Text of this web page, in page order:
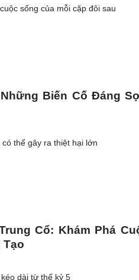
sống của mỗi cặp đôi sau
Biến Cố Đáng
thể gây ra thiệt hại lớn
Cổ: Khám Phá
Tạo
dài từ thế kỷ 5